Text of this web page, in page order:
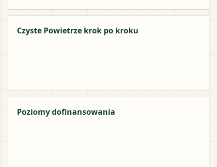
Czyste Powietrze krok po kroku
Poziomy dofinansowania